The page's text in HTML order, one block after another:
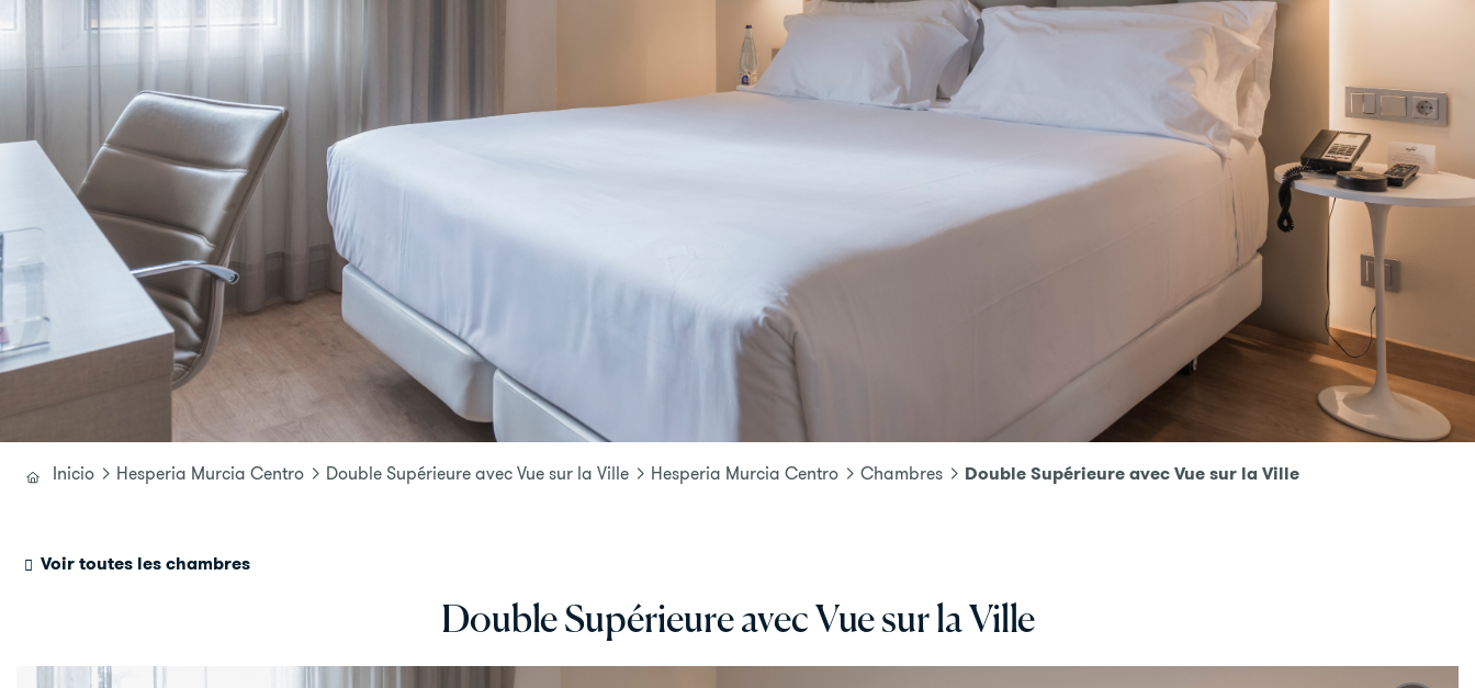
Inicio Hesperia Murcia Centro Double Supérieure avec Vue sur la Ville Hesperia Murcia Centro Chambres Double Supérieure avec Vue sur la Ville
Voir toutes les chambres
Double Supérieure avec Vue sur la Ville